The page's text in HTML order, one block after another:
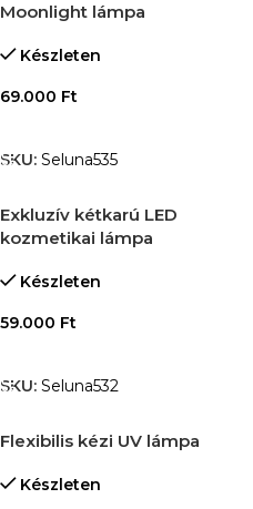
Moonlight lámpa
Készleten
69.000 Ft
SKU: Seluna535
Exkluzív kétkarú LED
kozmetikai lámpa
Készleten
59.000 Ft
SKU: Seluna532
Flexibilis kézi UV lámpa
Készleten